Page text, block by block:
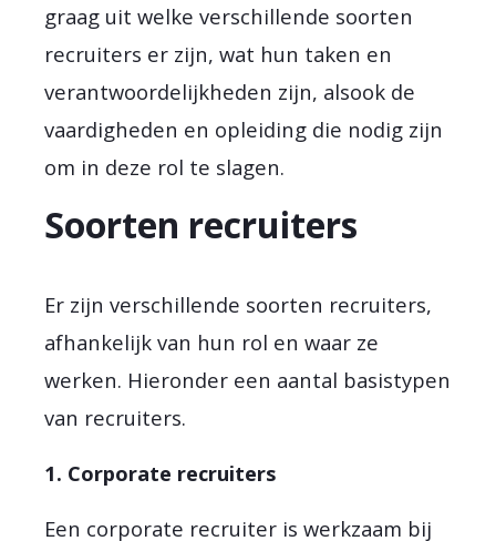
graag uit welke verschillende soorten
recruiters er zijn, wat hun taken en
verantwoordelijkheden zijn, alsook de
vaardigheden en opleiding die nodig zijn
om in deze rol te slagen.
Soorten recruiters
Er zijn verschillende soorten recruiters,
afhankelijk van hun rol en waar ze
werken. Hieronder een aantal basistypen
van recruiters.
1. Corporate recruiters
Een corporate recruiter is werkzaam bij